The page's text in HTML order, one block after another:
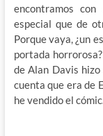
encontramos
especial que de
Porque vaya, ¿un
portada
de Alan Davis
cuenta que era de
he vendido el